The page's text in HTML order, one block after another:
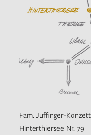
Fam. Juffinger-Konzett
Hinterthiersee Nr. 79